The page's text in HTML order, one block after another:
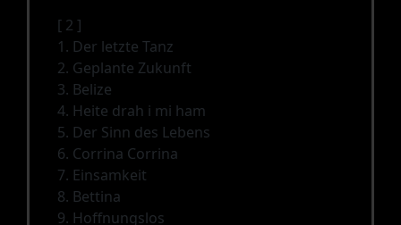
[ 2 ]
1. Der letzte Tanz
2. Geplante Zukunft
3. Belize
4. Heite drah i mi ham
5. Der Sinn des Lebens
6. Corrina Corrina
7. Einsamkeit
8. Bettina
9. Hoffnungslos